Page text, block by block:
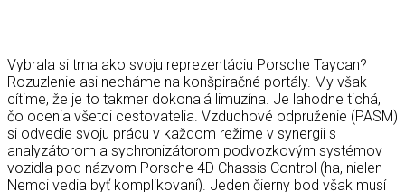
Vybrala si tma ako svoju reprezentáciu Porsche Taycan?
Rozuzlenie asi necháme na konšpiračné portály. My však
cítime, že je to takmer dokonalá limuzína. Je lahodne tichá,
čo ocenia všetci cestovatelia. Vzduchové odpruženie (PASM)
si odvedie svoju prácu v každom režime v synergii s
analyzátorom a sychronizátorom podvozkovým systémov
vozidla pod názvom Porsche 4D Chassis Control (ha, nielen
Nemci vedia byť komplikovaní). Jeden čierny bod však musí